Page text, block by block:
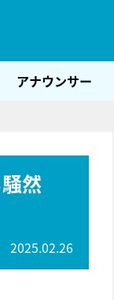
アナウンサー
然
2025.02.26